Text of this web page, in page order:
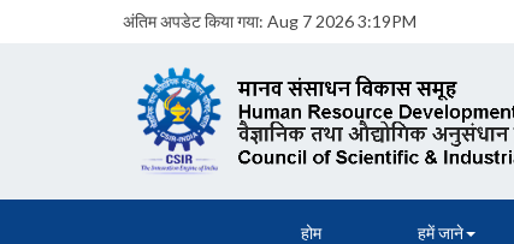
अंतिम अपडेट किया गया: Aug 7 2026 3:19PM
होम हमें जाने